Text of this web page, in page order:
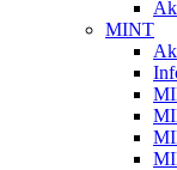
MINT